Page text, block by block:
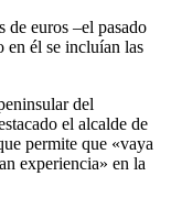
de euros –el pasado
en él se incluían las
del
el alcalde de
permite que «vaya
experiencia» en la